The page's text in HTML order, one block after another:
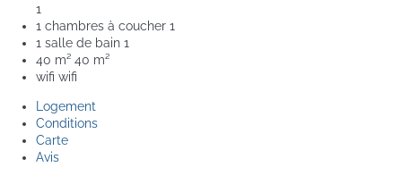
1
1 chambres à coucher 1
1 salle de bain 1
40 m² 40 m²
wifi wifi
Logement
Conditions
Carte
Avis